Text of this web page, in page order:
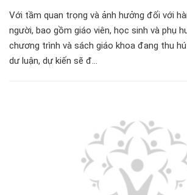
Với tầm quan trọng và ảnh hưởng đối với
người, bao gồm giáo viên, học sinh và phụ
chương trình và sách giáo khoa đang thu
dư luận, dự kiến sẽ đ...